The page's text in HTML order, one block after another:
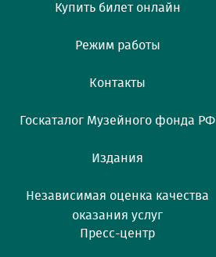
Купить билет онлайн
Режим работы
Контакты
Госкаталог Музейного фонда РФ
Издания
Независимая оценка качества
оказания услуг
Пресс-центр